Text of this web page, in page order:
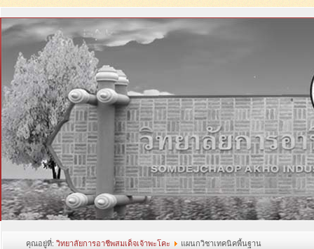
คุณอยู่ที่: วิทยาลัยการอาชีพสมเด็จเจ้าพะโคะ แผนกวิชาเทคนิคพื้นฐาน